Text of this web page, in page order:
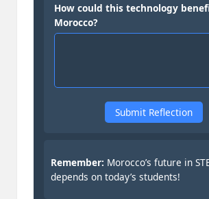
How could this technology
Morocco?
Submit Reflection
Remember: Morocco’s future in
depends on today’s students!